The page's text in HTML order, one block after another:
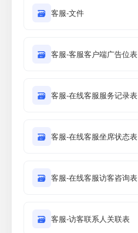
🗃 客服-文件
🗃 客服-客服客户端广告位表
🗃 客服-在线客服服务记录表
🗃 客服-在线客服坐席状态表
🗃 客服-在线客服访客咨询表
🗃 客服-访客联系人关联表